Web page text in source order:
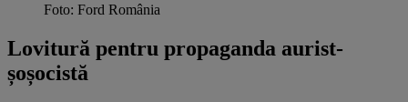
Foto: Ford România
Lovitură pentru propaganda aurist-
șoșocistă